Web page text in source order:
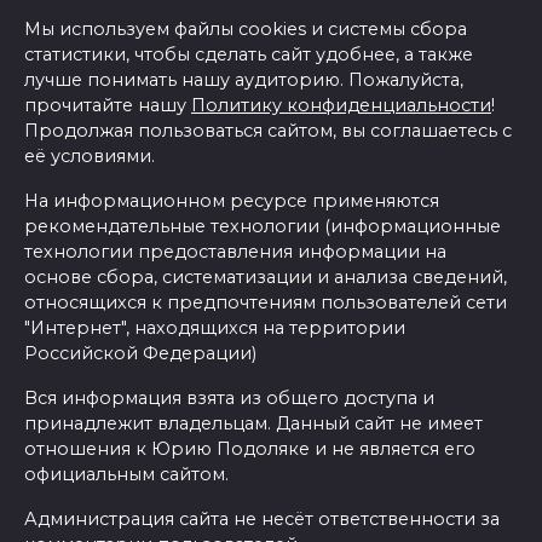
Мы используем файлы cookies и системы сбора
статистики, чтобы сделать сайт удобнее, а также
лучше понимать нашу аудиторию. Пожалуйста,
прочитайте нашу Политику конфиденциальности!
Продолжая пользоваться сайтом, вы соглашаетесь с
её условиями.
На информационном ресурсе применяются
рекомендательные технологии (информационные
технологии предоставления информации на
основе сбора, систематизации и анализа сведений,
относящихся к предпочтениям пользователей сети
"Интернет", находящихся на территории
Российской Федерации)
Вся информация взята из общего доступа и
принадлежит владельцам. Данный сайт не имеет
отношения к Юрию Подоляке и не является его
официальным сайтом.
Администрация сайта не несёт ответственности за